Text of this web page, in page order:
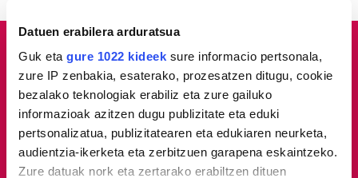
Datuen erabilera arduratsua
Guk eta gure 1022 kideek sure informacio pertsonala,
zure IP zenbakia, esaterako, prozesatzen ditugu, cookie
bezalako teknologiak erabiliz eta zure gailuko
informazioak azitzen dugu publizitate eta eduki
pertsonalizatua, publizitatearen eta edukiaren neurketa,
audientzia-ikerketa eta zerbitzuen garapena eskaintzeko.
Zure datuak nork eta zertarako erabiltzen dituen